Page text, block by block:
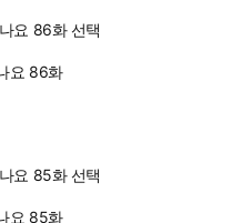
요 86화 선택
요 86화
요 85화 선택
요 85화